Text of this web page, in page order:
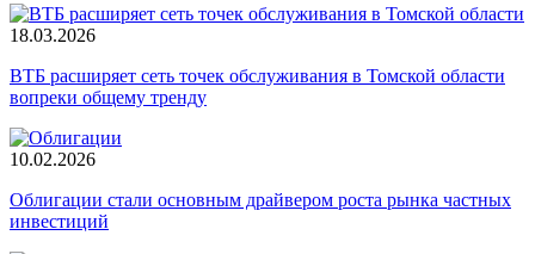
18.03.2026
ВТБ расширяет сеть точек обслуживания в Томской области
вопреки общему тренду
10.02.2026
Облигации стали основным драйвером роста рынка частных
инвестиций